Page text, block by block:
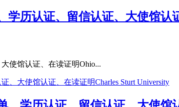
学历认证、留信认证、大使馆
使馆认证、在读证明Ohio...